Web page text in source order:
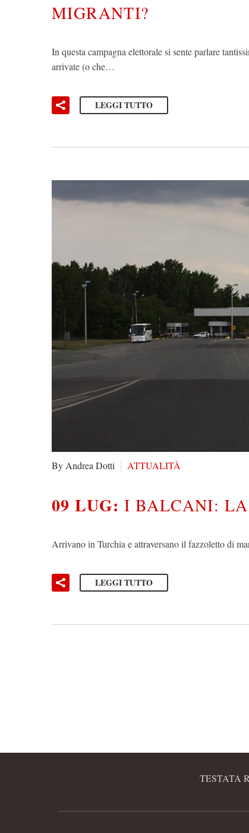
MIGRANTI?
In questa campagna elettorale si sente parlare
arrivate (o che…
LEGGI TUTTO
By Andrea Dotti ATTUALITÀ
09 LUG:I BALCANI:
Arrivano in Turchia e attraversano il fazzoletto di
LEGGI TUTTO
TESTATA